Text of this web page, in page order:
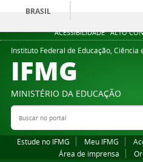
ACESSIBILIDADE ALTO
BRASIL
Instituto Federal de Educação,
IFMG
MINISTÉRIO DA EDUCAÇÃO
Buscar no portal
Estude no IFMG Meu IFMG
Área de imprensa